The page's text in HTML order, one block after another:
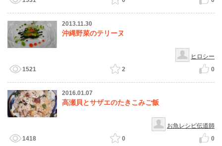
2013.11.30
沖縄野菜のテリーヌ
ヒロシー
1521
2 0
2016.01.07
高瀬貝とサザエのたきこみご飯
お魚レシピ伝道師
1418
0 0